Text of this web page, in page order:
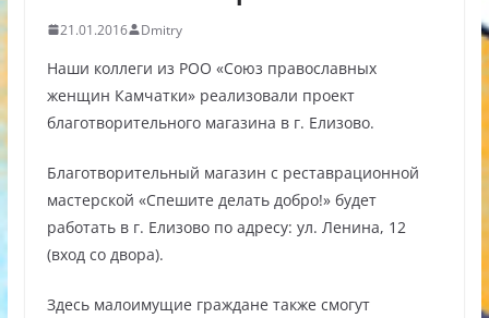
21.01.2016 Dmitry
Наши коллеги из РОО «Союз православных
женщин Камчатки» реализовали проект
благотворительного магазина в г. Елизово.
Благотворительный магазин с реставрационной
мастерской «Спешите делать добро!» будет
работать в г. Елизово по адресу: ул. Ленина, 12
(вход со двора).
Здесь малоимущие граждане также смогут